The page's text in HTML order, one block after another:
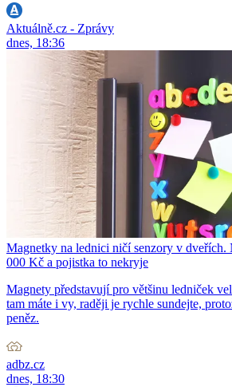
Aktuálně.cz - Zprávy
dnes, 18:36
Magnetky na lednici ničí senzory v dveřích.
000 Kč a pojistka to nekryje
Magnety představují pro většinu ledniček
tam máte i vy, raději je rychle sundejte,
peněz.
adbz.cz
dnes, 18:30